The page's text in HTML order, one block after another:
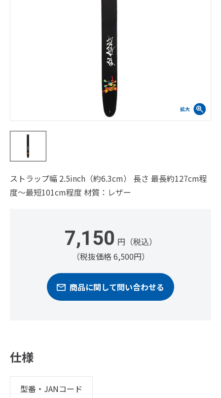
ストラップ幅 2.5inch（約6.3cm） 長さ 最長約127cm程
度～最短101cm程度 材質：レザー
7,150 円（税込）
（税抜価格 6,500円）
商品に関して問い合わせる
仕様
型番・JANコード